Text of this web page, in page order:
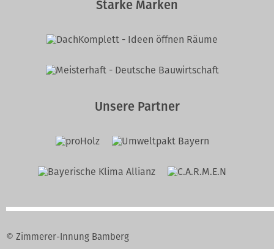
Starke Marken
Unsere Partner
© Zimmerer-Innung Bamberg